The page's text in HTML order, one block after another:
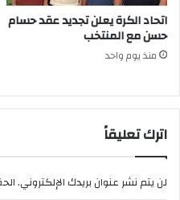
اتحاد الكرة يعلن تجديد عقد حسام
حسن مع المنتخب
منذ يوم واحد
اترك تعليقاً
لن يتم نشر عنوان بريدك الإلكتروني.